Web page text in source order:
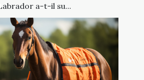
a-t-il su...